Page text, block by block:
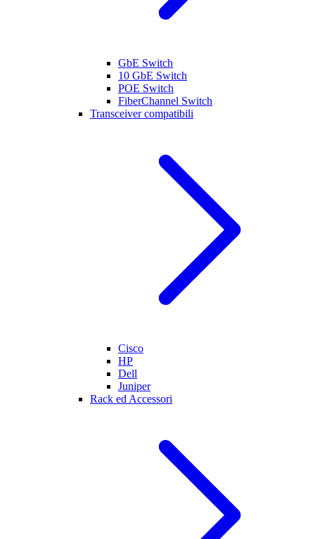
GbE Switch
10 GbE Switch
POE Switch
FiberChannel Switch
Transceiver compatibili
Cisco
HP
Dell
Juniper
Rack ed Accessori